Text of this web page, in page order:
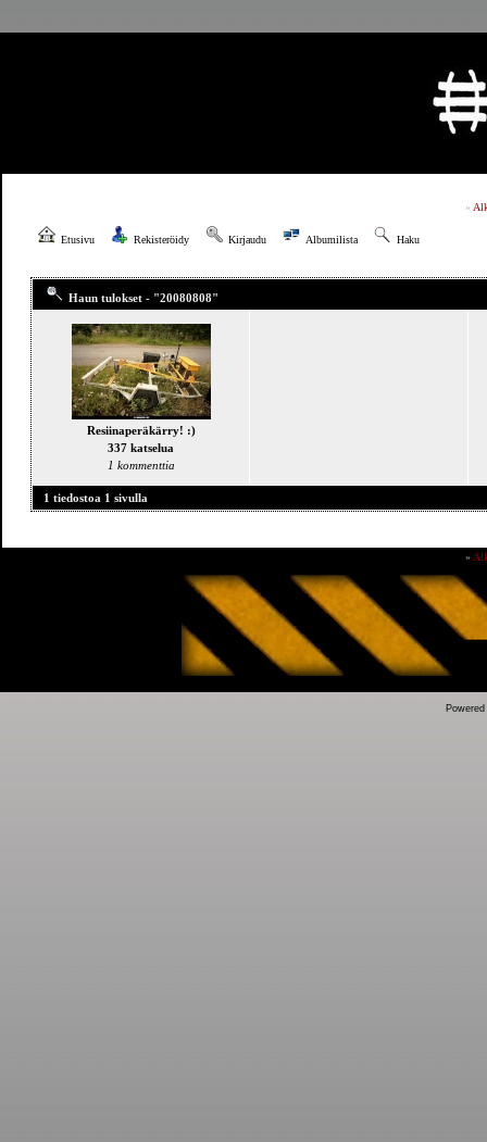
»
Etusivu Rekisteröidy Kirjaudu Albumilista Haku
Haun tulokset - "20080808"
Resiinaperäkärry! :)
337 katselua
1 kommenttia
1 tiedostoa 1 sivulla
»